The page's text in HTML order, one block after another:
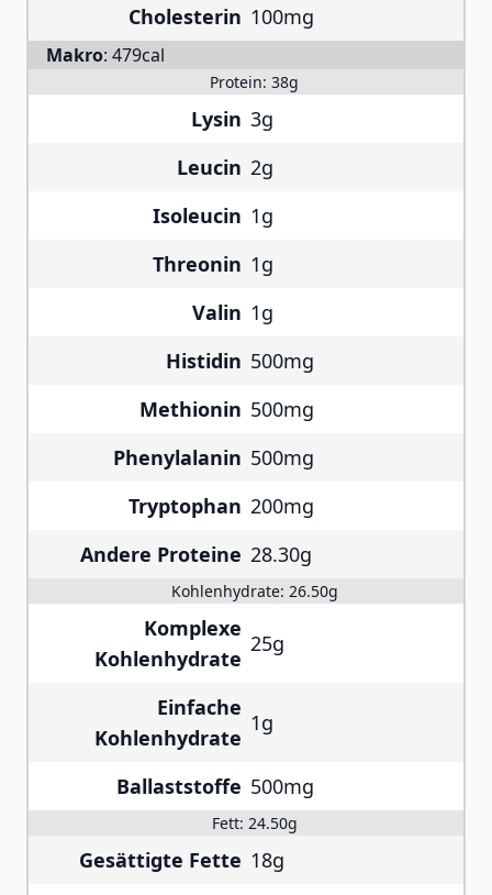
Cholesterin 100mg
Makro: 479cal
Protein: 38g
Lysin 3g
Leucin 2g
Isoleucin 1g
Threonin 1g
Valin 1g
Histidin 500mg
Methionin 500mg
Phenylalanin 500mg
Tryptophan 200mg
Andere Proteine 28.30g
Kohlenhydrate: 26.50g
Komplexe
Kohlenhydrate
25g
Einfache
Kohlenhydrate
1g
Ballaststoffe 500mg
Fett: 24.50g
Gesättigte Fette 18g